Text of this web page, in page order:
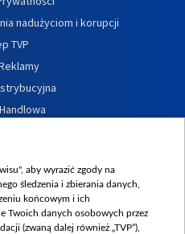
nadużyciom i korupcji
TVP
wewnętrznych
aby wyrazić zgody na
śledzenia i zbierania danych,
końcowym i ich
Twoich danych osobowych przez
(zwaną dalej również „TVP”),